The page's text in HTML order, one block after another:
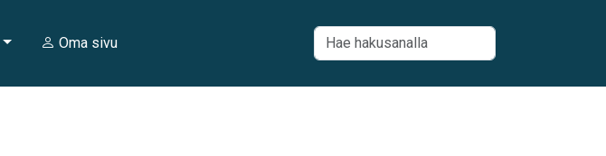
Oma sivu